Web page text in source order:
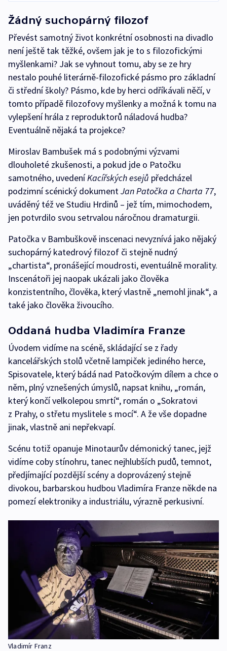
Žádný suchopárný filozof
Převést samotný život konkrétní osobnosti na divadlo
není ještě tak těžké, ovšem jak je to s filozofickými
myšlenkami? Jak se vyhnout tomu, aby se ze hry
nestalo pouhé literárně-filozofické pásmo pro základní
či střední školy? Pásmo, kde by herci odříkávali něčí, v
tomto případě filozofovy myšlenky a možná k tomu na
vylepšení hrála z reproduktorů náladová hudba?
Eventuálně nějaká ta projekce?
Miroslav Bambušek má s podobnými výzvami
dlouholeté zkušenosti, a pokud jde o Patočku
samotného, uvedeníKacířských esejů předcházel
podzimní scénický dokumentJan Patočka a Charta 77,
uváděný též ve Studiu Hrdinů – jež tím, mimochodem,
jen potvrdilo svou setrvalou náročnou dramaturgii.
Patočka v Bambuškově inscenaci nevyznívá jako nějaký
suchopárný katedrový filozof či stejně nudný
„chartista“, pronášející moudrosti, eventuálně morality.
Inscenátoři jej naopak ukázali jako člověka
konzistentního, člověka, který vlastně „nemohl jinak“, a
také jako člověka živoucího.
Oddaná hudba Vladimíra Franze
Úvodem vidíme na scéně, skládající se z řady
kancelářských stolů včetně lampiček jediného herce,
Spisovatele, který bádá nad Patočkovým dílem a chce o
něm, plný vznešených úmyslů, napsat knihu, „román,
který končí velkolepou smrtí“, román o „Sokratovi
z Prahy, o střetu myslitele s mocí“. A že vše dopadne
jinak, vlastně ani nepřekvapí.
Scénu totiž opanuje Minotaurův démonický tanec, jejž
vidíme coby stínohru, tanec nejhlubších pudů, temnot,
předjímající pozdější scény a doprovázený stejně
divokou, barbarskou hudbou Vladimíra Franze někde na
pomezí elektroniky a industriálu, výrazně perkusivní.
Vladimír Franz